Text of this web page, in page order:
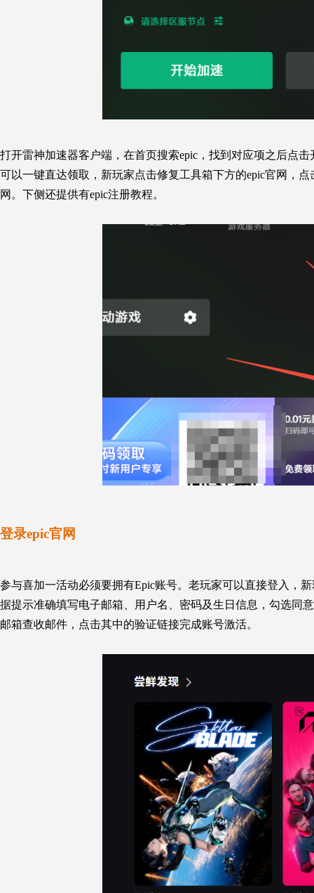
打开雷神加速器客户端，在首页搜索epic，找到对应项之后点
可以一键直达领取，新玩家点击修复工具箱下方的epic官网，
网。下侧还提供有epic注册教程。
登录epic官网
参与喜加一活动必须要拥有Epic账号。老玩家可以直接登入，
据提示准确填写电子邮箱、用户名、密码及生日信息，勾选同
邮箱查收邮件，点击其中的验证链接完成账号激活。